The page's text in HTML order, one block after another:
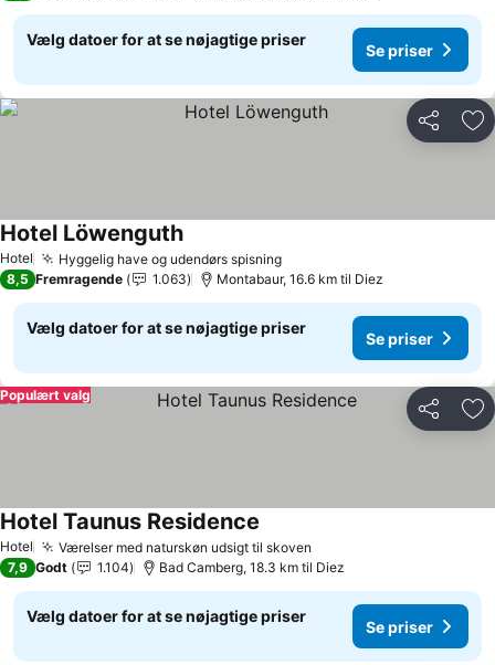
Vælg datoer for at se nøjagtige priser
Se priser
Del
Hotel Hyggelig have og udendørs spisning
Hotel Löwenguth
8,5 Fremragende 1.063 Montabaur, 16.6 km til Diez
Vælg datoer for at se nøjagtige priser
Se priser
Del
Populært valg
Hotel Værelser med naturskøn udsigt til skoven
Hotel Taunus Residence
7,9 Godt 1.104 Bad Camberg, 18.3 km til Diez
Vælg datoer for at se nøjagtige priser
Se priser